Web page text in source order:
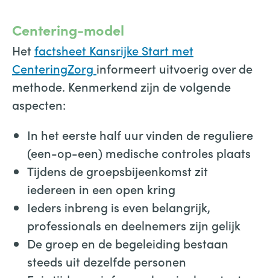
Centering-model
Hetfactsheet Kansrijke Start met
CenteringZorg informeert uitvoerig over de
methode. Kenmerkend zijn de volgende
aspecten:
In het eerste half uur vinden de reguliere
(een-op-een) medische controles plaats
Tijdens de groepsbijeenkomst zit
iedereen in een open kring
Ieders inbreng is even belangrijk,
professionals en deelnemers zijn gelijk
De groep en de begeleiding bestaan
steeds uit dezelfde personen